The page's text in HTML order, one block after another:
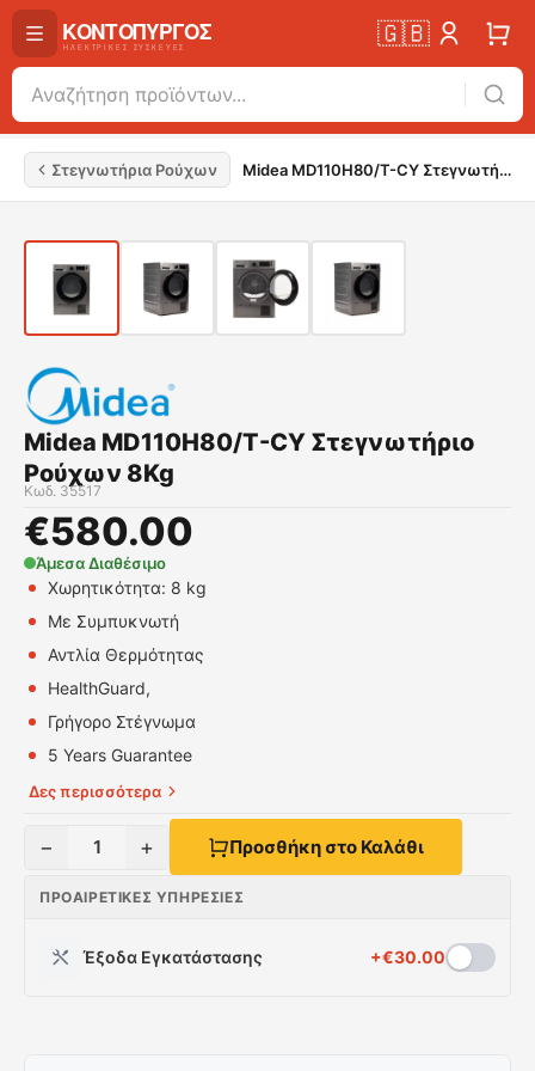
🇬🇧
Στεγνωτήρια Ρούχων Midea MD110H80/T-CY Στεγνωτήριο Ρούχων 8Kg
Midea MD110H80/T-CY Στεγνωτήριο
Ρούχων 8Kg
Κωδ. 35517
€580.00
Άμεσα Διαθέσιμο
Χωρητικότητα: 8 kg
Με Συμπυκνωτή
Αντλία Θερμότητας
HealthGuard,
Γρήγορο Στέγνωμα
5 Years Guarantee
Δες περισσότερα
− 1 + Προσθήκη στο Καλάθι
ΠΡΟΑΙΡΕΤΙΚΈΣ ΥΠΗΡΕΣΊΕΣ
Έξοδα Εγκατάστασης +€30.00